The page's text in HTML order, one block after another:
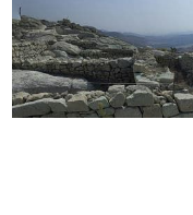
Но, најважните
надвор од
врвови, крај извори,
планината. Денес,